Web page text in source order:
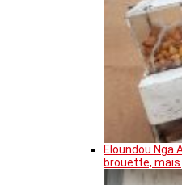
Eloundou Nga
brouette,